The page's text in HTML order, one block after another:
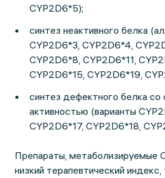
CYP2D6*5);
синтез неактивного белка
CYP2D6*3, CYP2D6*4,
CYP2D6*8, CYP2D6*11,
CYP2D6*15, CYP2D6*19,
синтез дефектного белка со
активностью (варианты
CYP2D6*17, CYP2D6*18,
Препараты, метаболизируемые
низкий терапевтический